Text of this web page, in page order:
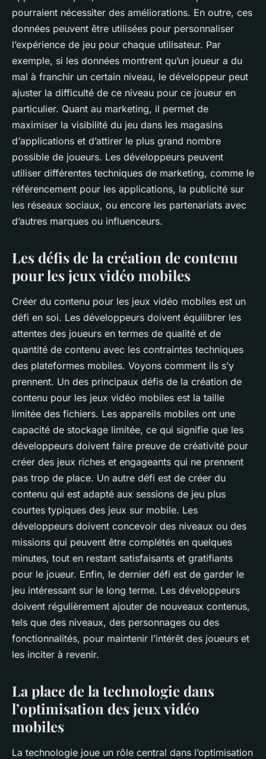
pourraient nécessiter des améliorations. En outre, ces
données peuvent être utilisées pour personnaliser
l’expérience de jeu pour chaque utilisateur. Par
exemple, si les données montrent qu’un joueur a du
mal à franchir un certain niveau, le développeur peut
ajuster la difficulté de ce niveau pour ce joueur en
particulier. Quant au marketing, il permet de
maximiser la visibilité du jeu dans les magasins
d’applications et d’attirer le plus grand nombre
possible de joueurs. Les développeurs peuvent
utiliser différentes techniques de marketing, comme le
référencement pour les applications, la publicité sur
les réseaux sociaux, ou encore les partenariats avec
d’autres marques ou influenceurs.
Les défis de la création de contenu
pour les jeux vidéo mobiles
Créer du contenu pour les jeux vidéo mobiles est un
défi en soi. Les développeurs doivent équilibrer les
attentes des joueurs en termes de qualité et de
quantité de contenu avec les contraintes techniques
des plateformes mobiles. Voyons comment ils s’y
prennent. Un des principaux défis de la création de
contenu pour les jeux vidéo mobiles est la taille
limitée des fichiers. Les appareils mobiles ont une
capacité de stockage limitée, ce qui signifie que les
développeurs doivent faire preuve de créativité pour
créer des jeux riches et engageants qui ne prennent
pas trop de place. Un autre défi est de créer du
contenu qui est adapté aux sessions de jeu plus
courtes typiques des jeux sur mobile. Les
développeurs doivent concevoir des niveaux ou des
missions qui peuvent être complétés en quelques
minutes, tout en restant satisfaisants et gratifiants
pour le joueur. Enfin, le dernier défi est de garder le
jeu intéressant sur le long terme. Les développeurs
doivent régulièrement ajouter de nouveaux contenus,
tels que des niveaux, des personnages ou des
fonctionnalités, pour maintenir l’intérêt des joueurs et
les inciter à revenir.
La place de la technologie dans
l’optimisation des jeux vidéo
mobiles
La technologie joue un rôle central dans l’optimisation